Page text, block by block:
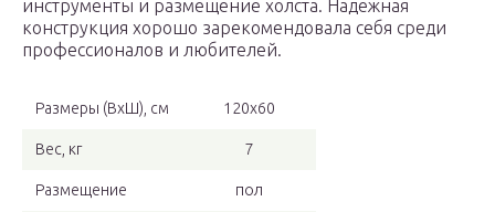
инструменты и размещение холста. Надежная
конструкция хорошо зарекомендовала себя среди
профессионалов и любителей.
Размеры (ВхШ), см 120х60
Вес, кг 7
Размещение пол